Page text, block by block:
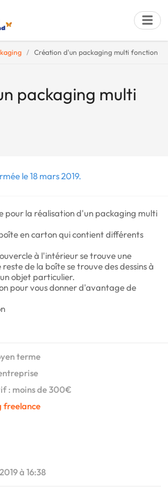
Création d'un packaging multi fonction
packaging multi
le 18 mars 2019.
pour la réalisation d'un packaging multi
en carton qui contient différents
à l'intérieur se trouve une
de la boîte se trouve des dessins à
objet particulier.
pour vous donner d'avantage de
terme
: moins de 300€
freelance
à 16:38